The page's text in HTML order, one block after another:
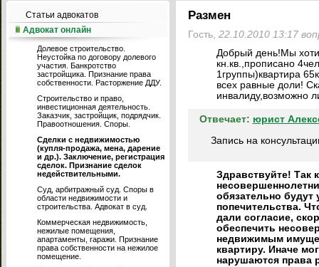
Статьи адвокатов
Адвокат онлайн
Долевое строительство.
Неустойка по договору долевого
участия. Банкротство
застройщика. Признание права
собственности. Расторжение ДДУ.
Строительство и право,
инвестиционная деятельность.
Заказчик, застройщик, подрядчик.
Правоотношения. Споры.
Сделки с недвижимостью
(купля-продажа, мена, дарение
и др.). Заключение, регистрация
сделок. Признание сделок
недействительными.
Суд, арбитражный суд. Споры в
области недвижимости и
строительства. Адвокат в суд.
Коммерческая недвижимость,
нежилые помещения,
апартаменты, гаражи. Признание
права собственности на нежилое
помещение.
Размен
Гость, 22.10.2010 13:17
Добрый день!Мы
кн.кв.,прописано
1группы)квартира
всех равные доли!
инвалиду,возможно
Отвечает: юрист
Запись на
Здравствуйте! Так
обязательно будут
попечительства.
дали согласие,
обеспечить
недвижимым
квартиру. Иначе
нарушаются права